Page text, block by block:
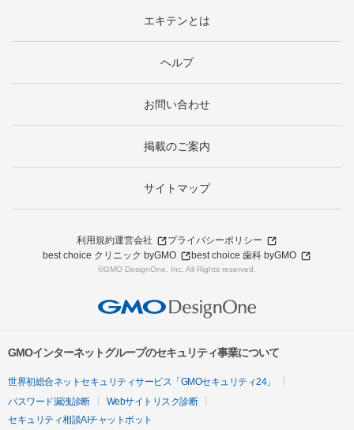
エキテンとは
ヘルプ
お問い合わせ
掲載のご案内
サイトマップ
利用規約運営会社
プライバシーポリシー
best choice クリニック byGMO
best choice 歯科 byGMO
©GMO DesignOne, Inc. All Rights reserved.
GMOインターネットグループのセキュリティ事業について
世界初総合ネットセキュリティサービス「GMOセキュリティ24」
パスワード漏洩診断
Webサイトリスク診断
セキュリティ相談AIチャットボット